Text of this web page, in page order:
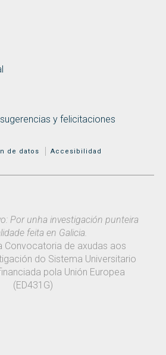
y felicitaciones
de datos Accesibilidad
Por unha investigación punteira
feita en Galicia.
Convocatoria de axudas aos
do Sistema Universitario
pola Unión Europea
(ED431G)